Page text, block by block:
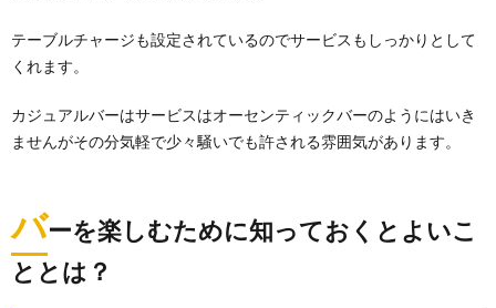
テーブルチャージも設定されているのでサービスもしっかりとして
くれます。
カジュアルバーはサービスはオーセンティックバーのようにはいき
ませんがその分気軽で少々騒いでも許される雰囲気があります。
バーを楽しむために知っておくとよいこ
ととは？